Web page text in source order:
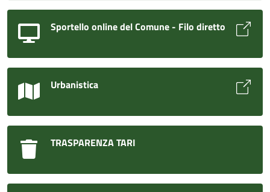
Sportello online del Comune - Filo diretto
Urbanistica
TRASPARENZA TARI